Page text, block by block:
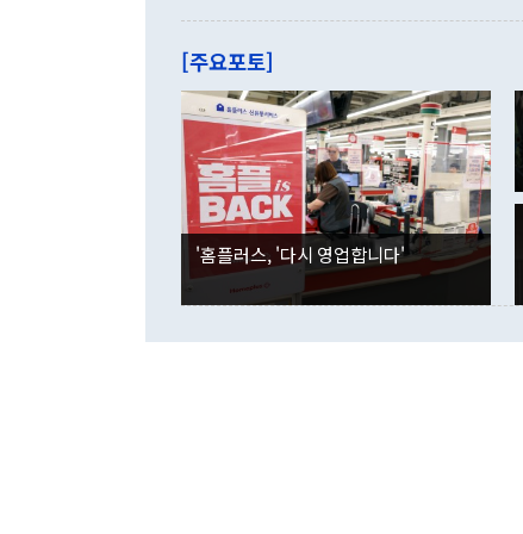
관은 업무
이 9월 러
며 "정부
은 "그것은
잘랐다. 정
않았다는
사합의 복
권이라는
뒤 "여기
부의 한 소
를 거쳐
련 부처 장
하고 대통
는 배당수
였던 올해
인의 해외
각각 증가
국인의 국
감소하며
경신했다.
분기 말 만
다. 내국인
다.
[주요포토]
'홈플러스, '다시 영업합니다'